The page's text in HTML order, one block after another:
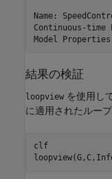
Name:
Continuous-
結果の検証
loopview を使用し
に適用されたルー
clf